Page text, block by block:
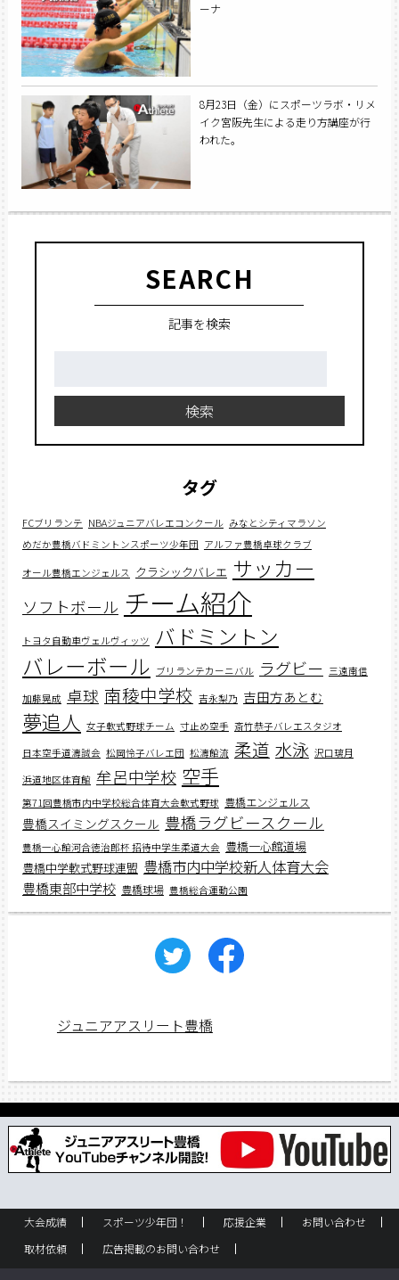
ーナ
8月23日（金）にスポーツラボ・リメ
イク宮阪先生による走り方講座が行
われた。
SEARCH
記事を検索
検索
タグ
FCブリランテ NBAジュニアバレエコンクール みなとシティマラソン
めだか豊橋バドミントンスポーツ少年団 アルファ豊橋卓球クラブ
オール豊橋エンジェルス クラシックバレエ サッカー
ソフトボール チーム紹介
トヨタ自動車ヴェルヴィッツ バドミントン
バレーボール ブリランテカーニバル ラグビー 三遠南信
加藤晃成 卓球 南稜中学校 吉永梨乃 吉田方あとむ
夢追人 女子軟式野球チーム 寸止め空手 斎竹恭子バレエスタジオ
日本空手道濤誠会 松岡怜子バレエ団 松濤館流 柔道 水泳 沢口璃月
浜道地区体育館 牟呂中学校 空手
第71回豊橋市内中学校総合体育大会軟式野球 豊橋エンジェルス
豊橋スイミングスクール 豊橋ラグビースクール
豊橋一心館河合徳治郎杯 招待中学生柔道大会 豊橋一心館道場
豊橋中学軟式野球連盟 豊橋市内中学校新人体育大会
豊橋東部中学校 豊橋球場 豊橋総合運動公園
ジュニアアスリート豊橋
大会成績 スポーツ少年団！ 応援企業
お問い合わせ
取材依頼
広告掲載のお問い合わせ